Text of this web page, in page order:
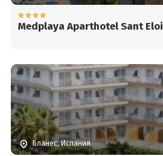
Medplaya Aparthotel Sant Eloi
Бланес, Испания